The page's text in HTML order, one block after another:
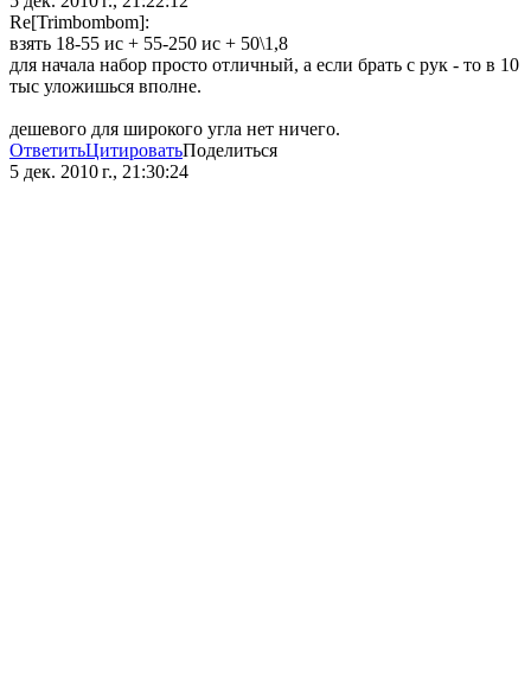
Re[Trimbombom]:
взять 18-55 ис + 55-250 ис + 50\1,8
для начала набор просто отличный, а если брать с рук - то в 10
тыс уложишься вполне.
дешевого для широкого угла нет ничего.
ОтветитьЦитироватьПоделиться
5 дек. 2010 г., 21:30:24